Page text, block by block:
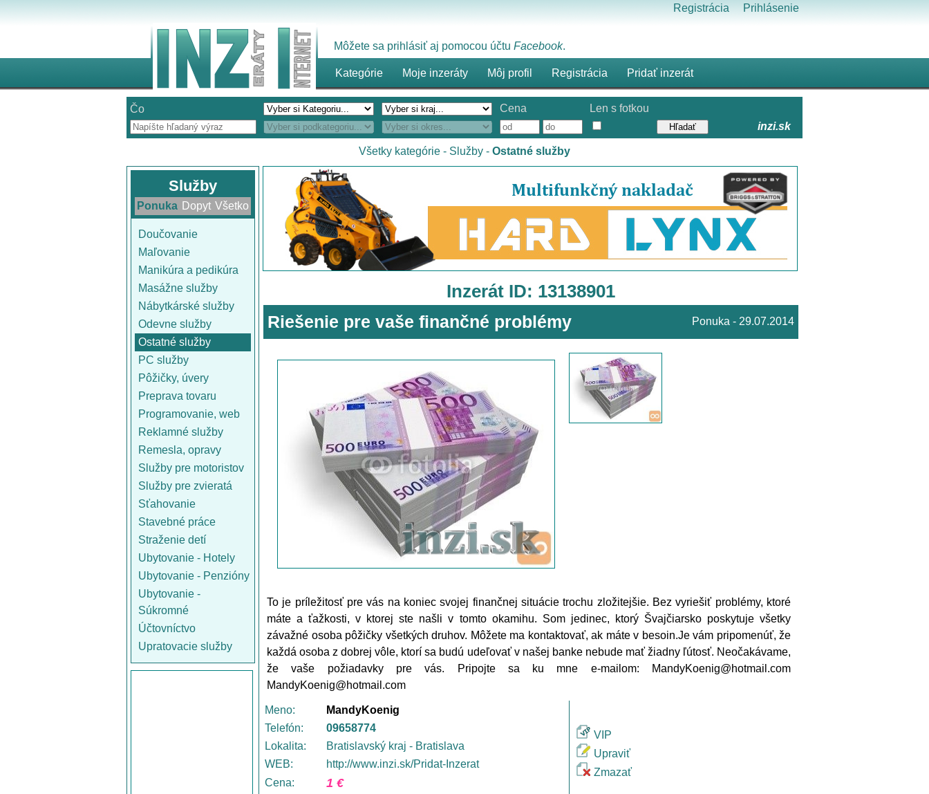
Registrácia Prihlásenie
Môžete sa prihlásiť aj pomocou účtu Facebook.
Kategórie Moje inzeráty Môj profil Registrácia Pridať inzerát
Čo Cena
Len s fotkou
inzi.sk
Všetky kategórie - Služby - Ostatné služby
Služby
Ponuka Dopyt Všetko
Doučovanie
Maľovanie
Manikúra a pedikúra
Masážne služby
Nábytkárské služby
Odevne služby
Ostatné služby
PC služby
Pôžičky, úvery
Preprava tovaru
Programovanie, web
Reklamné služby
Remesla, opravy
Služby pre motoristov
Služby pre zvieratá
Sťahovanie
Stavebné práce
Straženie detí
Ubytovanie - Hotely
Ubytovanie - Penzióny
Ubytovanie -
Súkromné
Účtovníctvo
Upratovacie služby
Inzerát ID: 13138901
Riešenie pre vaše finančné problémy
Ponuka - 29.07.2014
To je príležitosť pre vás na koniec svojej finančnej situácie trochu zložitejšie. Bez vyriešiť problémy, ktoré
máte a ťažkosti, v ktorej ste našli v tomto okamihu. Som jedinec, ktorý Švajčiarsko poskytuje všetky
závažné osoba pôžičky všetkých druhov. Môžete ma kontaktovať, ak máte v besoin.Je vám pripomenúť, že
každá osoba z dobrej vôle, ktorí sa budú udeľovať v našej banke nebude mať žiadny ľútosť. Neočakávame,
že vaše požiadavky pre vás. Pripojte sa ku mne e-mailom: MandyKoenig@hotmail.com
MandyKoenig@hotmail.com
Meno:
MandyKoenig
Telefón:
09658774
Lokalita:
Bratislavský kraj - Bratislava
WEB:
http://www.inzi.sk/Pridat-Inzerat
Cena:
1 €
VIP
Upraviť
Zmazať